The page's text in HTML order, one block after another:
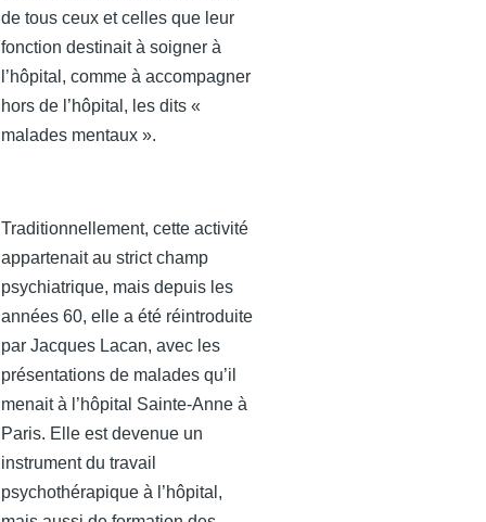
de tous ceux et celles que leur
fonction destinait à soigner à
l’hôpital, comme à accompagner
hors de l’hôpital, les dits «
malades mentaux ».
Traditionnellement, cette activité
appartenait au strict champ
psychiatrique, mais depuis les
années 60, elle a été réintroduite
par Jacques Lacan, avec les
présentations de malades qu’il
menait à l’hôpital Sainte-Anne à
Paris. Elle est devenue un
instrument du travail
psychothérapique à l’hôpital,